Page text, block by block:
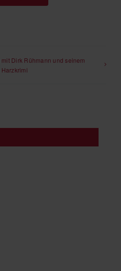
mit Dirk Rühmann und seinem